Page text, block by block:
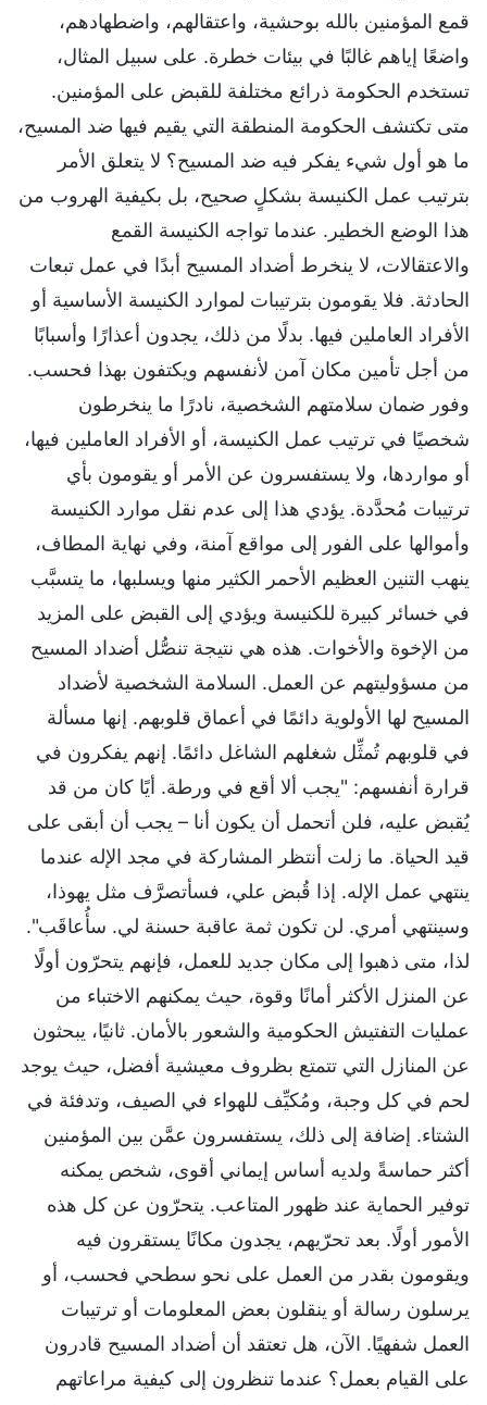
قمع المؤمنين بالله بوحشية، واعتقالهم، واضطهادهم،
واضعًا إياهم غالبًا في بيئات خطرة. على سبيل المثال،
تستخدم الحكومة ذرائع مختلفة للقبض على المؤمنين.
متى تكتشف الحكومة المنطقة التي يقيم فيها ضد المسيح،
ما هو أول شيء يفكر فيه ضد المسيح؟ لا يتعلق الأمر
بترتيب عمل الكنيسة بشكلٍ صحيح، بل بكيفية الهروب من
هذا الوضع الخطير. عندما تواجه الكنيسة القمع
والاعتقالات، لا ينخرط أضداد المسيح أبدًا في عمل تبعات
الحادثة. فلا يقومون بترتيبات لموارد الكنيسة الأساسية أو
الأفراد العاملين فيها. بدلًا من ذلك، يجدون أعذارًا وأسبابًا
من أجل تأمين مكان آمن لأنفسهم ويكتفون بهذا فحسب.
وفور ضمان سلامتهم الشخصية، نادرًا ما ينخرطون
شخصيًا في ترتيب عمل الكنيسة، أو الأفراد العاملين فيها،
أو مواردها، ولا يستفسرون عن الأمر أو يقومون بأي
ترتيبات مُحدَّدة. يؤدي هذا إلى عدم نقل موارد الكنيسة
وأموالها على الفور إلى مواقع آمنة، وفي نهاية المطاف،
ينهب التنين العظيم الأحمر الكثير منها ويسلبها، ما يتسبَّب
في خسائر كبيرة للكنيسة ويؤدي إلى القبض على المزيد
من الإخوة والأخوات. هذه هي نتيجة تنصُّل أضداد المسيح
من مسؤوليتهم عن العمل. السلامة الشخصية لأضداد
المسيح لها الأولوية دائمًا في أعماق قلوبهم. إنها مسألة
في قلوبهم تُمثِّل شغلهم الشاغل دائمًا. إنهم يفكرون في
قرارة أنفسهم: "يجب ألا أقع في ورطة. أيًا كان من قد
يُقبض عليه، فلن أتحمل أن يكون أنا – يجب أن أبقى على
قيد الحياة. ما زلت أنتظر المشاركة في مجد الإله عندما
ينتهي عمل الإله. إذا قُبض علي، فسأتصرَّف مثل يهوذا،
وسينتهي أمري. لن تكون ثمة عاقبة حسنة لي. سأُعاقَب".
لذا، متى ذهبوا إلى مكان جديد للعمل، فإنهم يتحرّون أولًا
عن المنزل الأكثر أمانًا وقوة، حيث يمكنهم الاختباء من
عمليات التفتيش الحكومية والشعور بالأمان. ثانيًا، يبحثون
عن المنازل التي تتمتع بظروف معيشية أفضل، حيث يوجد
لحم في كل وجبة، ومُكيِّف للهواء في الصيف، وتدفئة في
الشتاء. إضافة إلى ذلك، يستفسرون عمَّن بين المؤمنين
أكثر حماسةً ولديه أساس إيماني أقوى، شخص يمكنه
توفير الحماية عند ظهور المتاعب. يتحرّون عن كل هذه
الأمور أولًا. بعد تحرّيهم، يجدون مكانًا يستقرون فيه
ويقومون بقدر من العمل على نحو سطحي فحسب، أو
يرسلون رسالة أو ينقلون بعض المعلومات أو ترتيبات
العمل شفهيًا. الآن، هل تعتقد أن أضداد المسيح قادرون
على القيام بعمل؟ عندما تنظرون إلى كيفية مراعاتهم